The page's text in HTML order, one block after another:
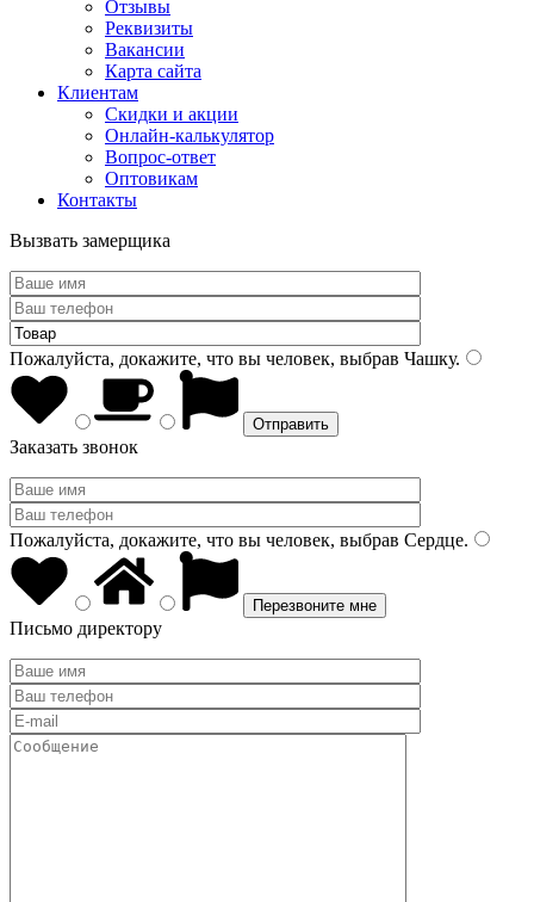
Отзывы
Реквизиты
Вакансии
Карта сайта
Клиентам
Скидки и акции
Онлайн-калькулятор
Вопрос-ответ
Оптовикам
Контакты
Вызвать замерщика
Пожалуйста, докажите, что вы человек, выбрав Чашку.
Заказать звонок
Пожалуйста, докажите, что вы человек, выбрав Сердце.
Письмо директору